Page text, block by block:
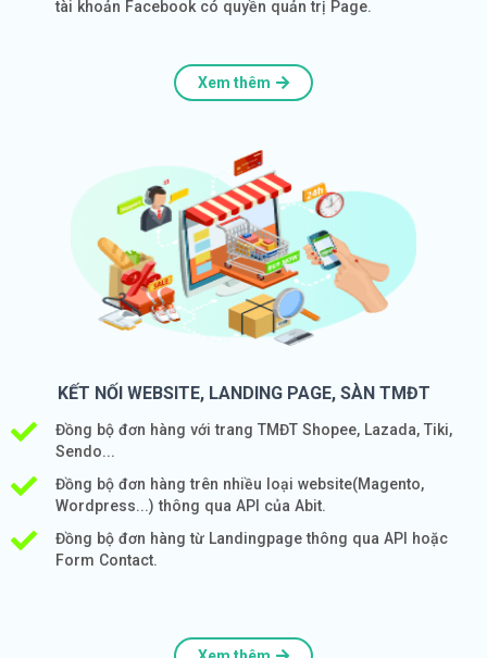
tài khoản Facebook có quyền quản trị Page.
Xem thêm
KẾT NỐI WEBSITE, LANDING PAGE, SÀN TMĐT
Đồng bộ đơn hàng với trang TMĐT Shopee, Lazada, Tiki,
Sendo...
Đồng bộ đơn hàng trên nhiều loại website(Magento,
Wordpress...) thông qua API của Abit.
Đồng bộ đơn hàng từ Landingpage thông qua API hoặc
Form Contact.